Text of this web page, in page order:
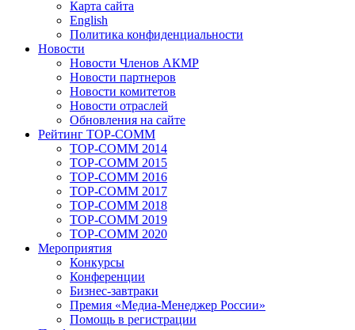
Карта сайта
English
Политика конфиденциальности
Новости
Новости Членов АКМР
Новости партнеров
Новости комитетов
Новости отраслей
Обновления на сайте
Рейтинг TOP-COMM
TOP-COMM 2014
TOP-COMM 2015
TOP-COMM 2016
TOP-COMM 2017
TOP-COMM 2018
TOP-COMM 2019
TOP-COMM 2020
Мероприятия
Конкурсы
Конференции
Бизнес-завтраки
Премия «Медиа-Менеджер России»
Помощь в регистрации